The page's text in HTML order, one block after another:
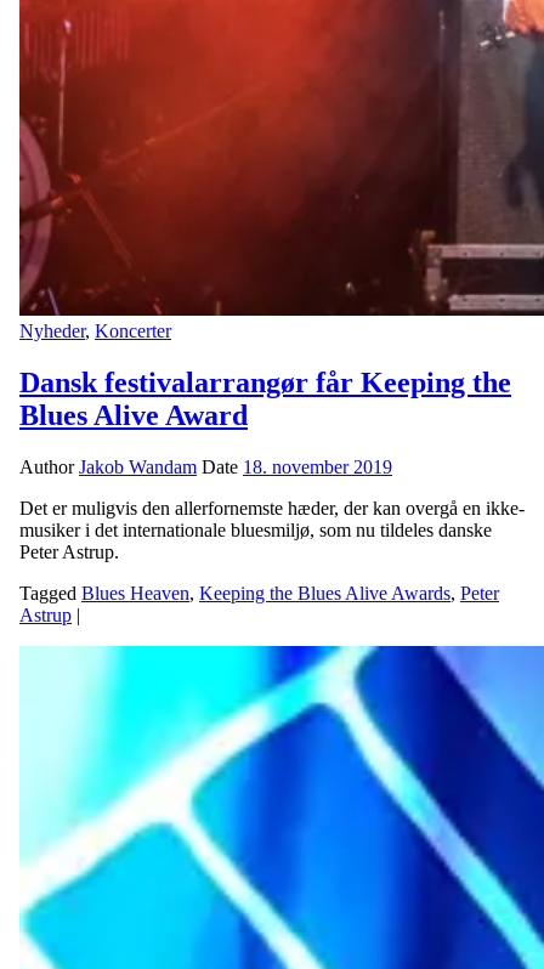
Nyheder, Koncerter
Dansk festivalarrangør får Keeping the
Blues Alive Award
AuthorJakob Wandam Date 18. november 2019
Det er muligvis den allerfornemste hæder, der kan overgå en ikke-
musiker i det internationale bluesmiljø, som nu tildeles danske
Peter Astrup.
Tagged Blues Heaven, Keeping the Blues Alive Awards, Peter
Astrup |